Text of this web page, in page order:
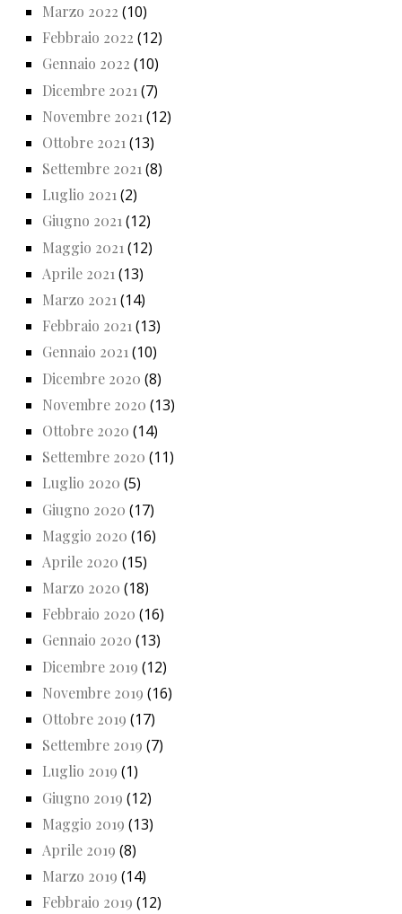
Marzo 2022 (10)
Febbraio 2022 (12)
Gennaio 2022 (10)
Dicembre 2021 (7)
Novembre 2021 (12)
Ottobre 2021 (13)
Settembre 2021 (8)
Luglio 2021(2)
Giugno 2021(12)
Maggio 2021 (12)
Aprile 2021 (13)
Marzo 2021 (14)
Febbraio 2021(13)
Gennaio 2021(10)
Dicembre 2020 (8)
Novembre 2020 (13)
Ottobre 2020 (14)
Settembre 2020 (11)
Luglio 2020 (5)
Giugno 2020 (17)
Maggio 2020 (16)
Aprile 2020 (15)
Marzo 2020 (18)
Febbraio 2020 (16)
Gennaio 2020 (13)
Dicembre 2019 (12)
Novembre 2019 (16)
Ottobre 2019 (17)
Settembre 2019 (7)
Luglio 2019 (1)
Giugno 2019 (12)
Maggio 2019 (13)
Aprile 2019 (8)
Marzo 2019 (14)
Febbraio 2019 (12)